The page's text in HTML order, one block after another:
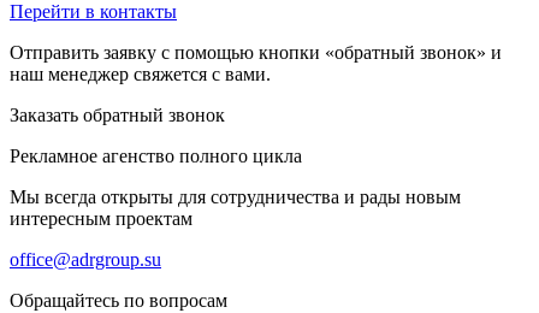
Перейти в контакты
Отправить заявку с помощью кнопки «обратный звонок» и
наш менеджер свяжется с вами.
Заказать обратный звонок
Рекламное агенство полного цикла
Мы всегда открыты для сотрудничества и рады новым
интересным проектам
office@adrgroup.su
Обращайтесь по вопросам